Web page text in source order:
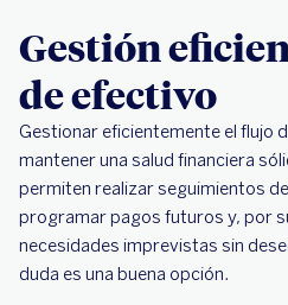
Gestión
de efectivo
Gestionar eficientemente el flujo
mantener una salud financiera
permiten realizar seguimientos
programar pagos futuros y, por
necesidades imprevistas sin
duda es una buena opción.